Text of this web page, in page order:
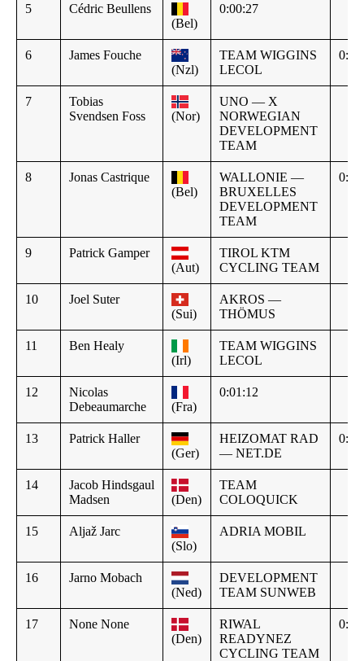
5
Cédric Beullens
(Bel)
0:00:27
6
James Fouche
(Nzl)
TEAM WIGGINS
LECOL
7
Tobias
Svendsen Foss
(Nor)
UNO — X
NORWEGIAN
DEVELOPMENT
TEAM
8
Jonas Castrique
(Bel)
WALLONIE —
BRUXELLES
DEVELOPMENT
TEAM
9
Patrick Gamper
(Aut)
TIROL KTM
CYCLING TEAM
10
Joel Suter
(Sui)
AKROS —
THÖMUS
11
Ben Healy
(Irl)
TEAM WIGGINS
LECOL
12
Nicolas
Debeaumarche
(Fra)
0:01:12
13
Patrick Haller
(Ger)
HEIZOMAT RAD
— NET.DE
14
Jacob Hindsgaul
Madsen
(Den)
TEAM
COLOQUICK
15
Aljaž Jarc
(Slo)
ADRIA MOBIL
16
Jarno Mobach
(Ned)
DEVELOPMENT
TEAM SUNWEB
17
None None
(Den)
RIWAL
READYNEZ
CYCLING TEAM